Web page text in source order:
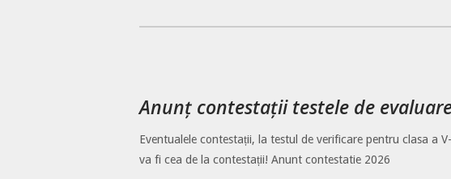
Anunț contestații testele de
Eventualele contestații, la testul de verificare pentru clasa a
va fi cea de la contestații! Anunt contestatie 2026